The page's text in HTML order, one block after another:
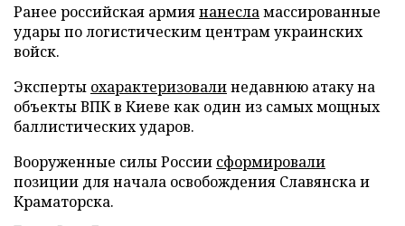
Ранее российская армиянанесламассированные
удары по логистическим центрам украинских
войск.
Эксперты охарактеризовалинедавнюю атаку на
объекты ВПК в Киеве как один из самых мощных
баллистических ударов.
Вооруженные силы России сформировали
позиции для начала освобождения Славянска и
Краматорска.